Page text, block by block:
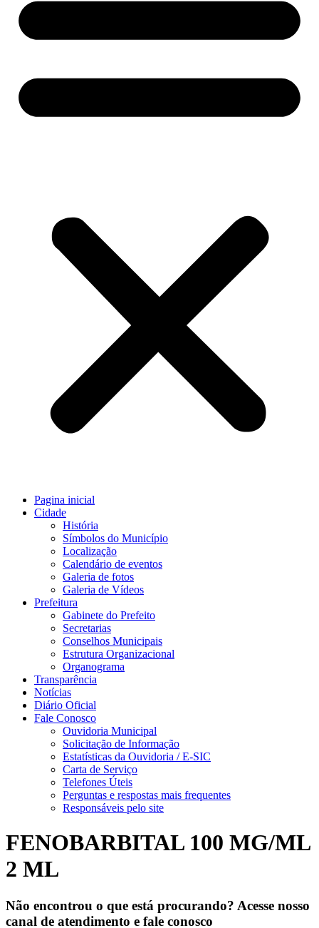
Pagina inicial
Cidade
História
Símbolos do Município
Localização
Calendário de eventos
Galeria de fotos
Galeria de Vídeos
Prefeitura
Gabinete do Prefeito
Secretarias
Conselhos Municipais
Estrutura Organizacional
Organograma
Transparência
Notícias
Diário Oficial
Fale Conosco
Ouvidoria Municipal
Solicitação de Informação
Estatísticas da Ouvidoria / E-SIC
Carta de Serviço
Telefones Úteis
Perguntas e respostas mais frequentes
Responsáveis pelo site
FENOBARBITAL 100 MG/ML
2 ML
Não encontrou o que está procurando? Acesse nosso
canal de atendimento e fale conosco